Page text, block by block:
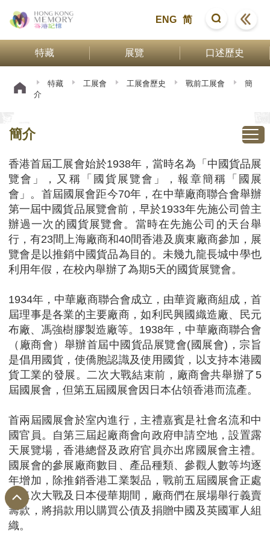
ENG 简
特藏 展覽 口述歷史
特藏 工展會 工展會歷史 戰前工展會
簡
介
簡介
香港首屆工展會始於1938年，當時名為「中國貨品展
覽會」，又稱「國貨展覽會」，報章簡稱「國展
會」。首屆國展會距今70年，在中華廠商聯合會舉辦
第一屆中國貨品展覽會前，早於1933年先施公司曾主
辦過一次的國貨展覽會。當時在先施公司的天台舉
行，有23間上海廠商和40間香港及廣東廠商參加，展
覽會是以推銷中國貨品為目的。未幾九龍長城中學也
利用年假，在校內舉辦了為期5天的國貨展覽會。
1934年，中華廠商聯合會成立，由華資廠商組成，首
屆理事是各業的主要廠商，如利民興國織造廠、民元
布廠、馮強樹膠製造廠等。1938年，中華廠商聯合會
（廠商會）舉辦首屆中國貨品展覽會(國展會)，宗旨
是倡用國貨，使僑胞認識及使用國貨，以支持本港國
貨工業的發展。二次大戰結束前，廠商會共舉辦了5
屆國展會，但第五屆國展會因日本佔領香港而流產。
首兩屆國展會於室內進行，主禮嘉賓是社會名流和中
國官員。自第三屆起廠商會向政府申請空地，設置露
天展覽場，香港總督及政府官員亦出席國展會主禮。
國展會的參展廠商數目、產品種類、參觀人數等均逐
年增加，除推銷香港工業製品，戰前五屆國展會正處
於二次大戰及日本侵華期間，廠商們在展場舉行義賣
籌款，將捐款用以購買公債及捐贈中國及英國軍人組
織。